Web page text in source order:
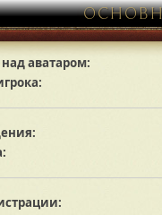
аватаром: